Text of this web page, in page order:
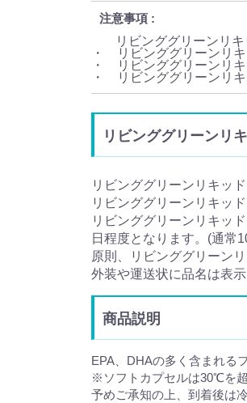
注意事項
リビンググリーンリ
・ リビンググリーンリ
・ リビンググリーンリ
・ リビンググリーンリ
リビンググリーンリ
リビンググリーンリキッ
リビンググリーンリキッ
リビンググリーンリキッ
日程度となります。(通常
原則、リビンググリーン
外装や運送状に品名は表
商品説明
EPA、DHAの多く含まれる
※ソフトカプセルは30℃を超
予めご承知の上、到着後は